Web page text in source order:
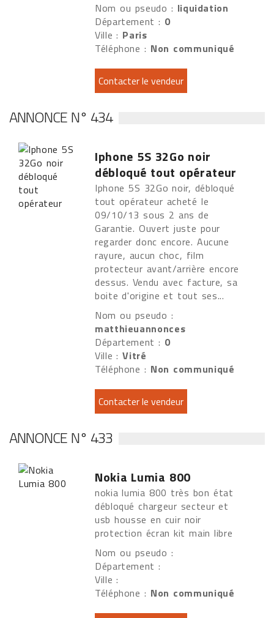
Nom ou pseudo : liquidation
Département : 0
Ville : Paris
Téléphone : Non communiqué
ANNONCE N° 434
Iphone 5S 32Go noir
débloqué tout opérateur
Iphone 5S 32Go noir, débloqué
tout opérateur acheté le
09/10/13 sous 2 ans de
Garantie. Ouvert juste pour
regarder donc encore. Aucune
rayure, aucun choc, film
protecteur avant/arrière encore
dessus. Vendu avec facture, sa
boite d'origine et tout ses...
Nom ou pseudo :
matthieuannonces
Département : 0
Ville :Vitré
Téléphone : Non communiqué
ANNONCE N° 433
Nokia Lumia 800
nokia lumia 800 très bon état
débloqué chargeur secteur et
usb housse en cuir noir
protection écran kit main libre
Nom ou pseudo :
Département :
Ville :
Téléphone : Non communiqué